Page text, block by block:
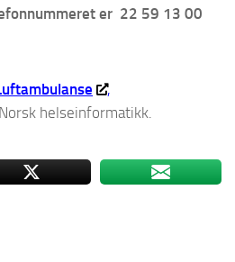
er 22 59 13 00
,
helseinformatikk.